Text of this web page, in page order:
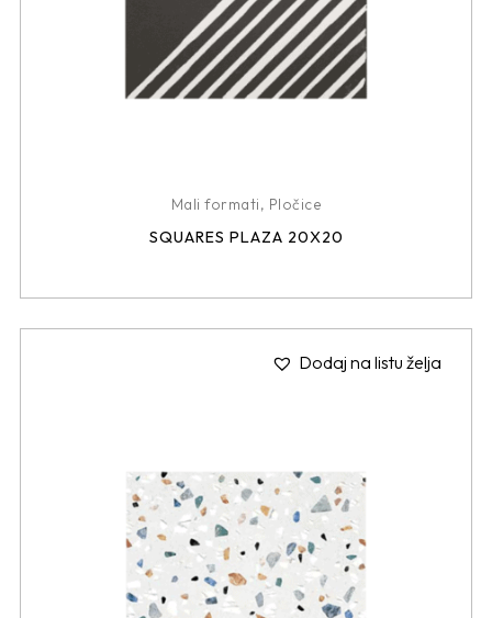
Mali formati, Pločice
SQUARES PLAZA 20X20
Dodaj na listu želja